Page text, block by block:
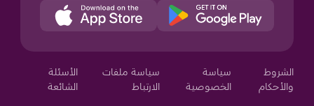
الشروط
والأحكام
سياسة
الخصوصية
سياسة ملفات
الارتباط
الأسئلة
الشائعة